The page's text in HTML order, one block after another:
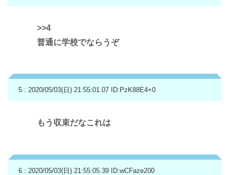
>>4
普通に学校でならうぞ
5 : 2020/05/03(日) 21:55:01.07 ID:PzK88E4+0
もう収束だなこれは
6 : 2020/05/03(日) 21:55:05.39 ID:wCFaze200